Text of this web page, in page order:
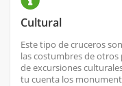
Cultural
Este tipo de cruceros
las costumbres de otros
de excursiones
tu cuenta los